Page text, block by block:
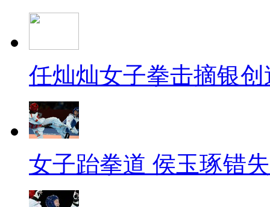
任灿灿女子拳击摘银
女子跆拳道 侯玉琢错